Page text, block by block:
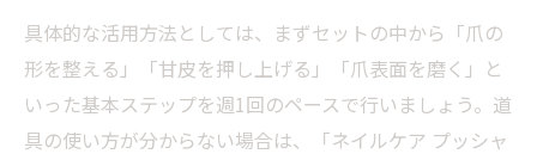
具体的な活用方法としては、まずセットの中から「爪の
形を整える」「甘皮を押し上げる」「爪表面を磨く」と
いった基本ステップを週1回のペースで行いましょう。道
具の使い方が分からない場合は、「ネイルケア プッシャ